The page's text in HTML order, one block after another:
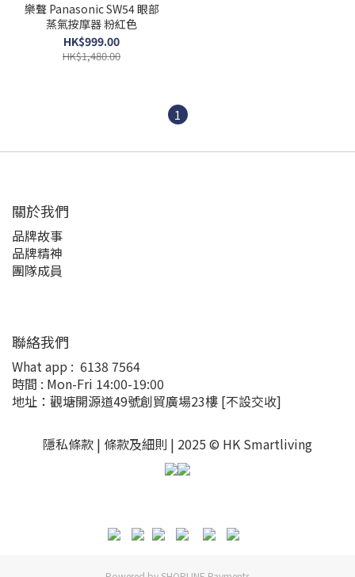
樂聲 Panasonic SW54 眼部
蒸氣按摩器 粉紅色
HK$999.00
HK$1,480.00
1
關於我們
品牌故事
品牌精神
團隊成員
聯絡我們
What app : 6138 7564
時間 : Mon-Fri 14:00-19:00
地址：觀塘開源道49號創貿廣場23樓 [不設交收]
隱私條款 | 條款及細則 | 2025 © HK Smartliving